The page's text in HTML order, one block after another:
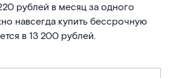
рублей в месяц за одного
навсегда купить бессрочную
в 13 200 рублей.